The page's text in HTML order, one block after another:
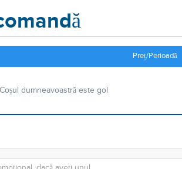
Preț/Perioadă
Coșul dumneavoastră este gol